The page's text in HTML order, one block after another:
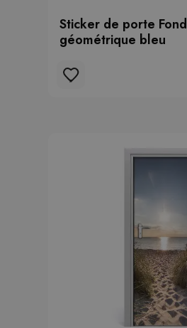
Sticker de porte Fond
géométrique bleu